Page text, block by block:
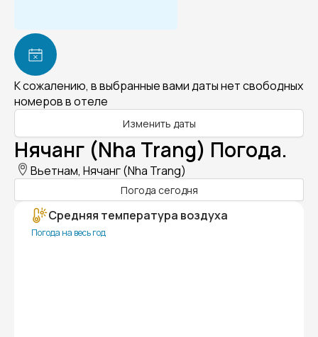
К сожалению, в выбранные вами даты нет свободных
номеров в отеле
Изменить даты
Нячанг (Nha Trang) Погода.
Вьетнам, Нячанг (Nha Trang)
Погода сегодня
Средняя температура воздуха
Погода на весь год